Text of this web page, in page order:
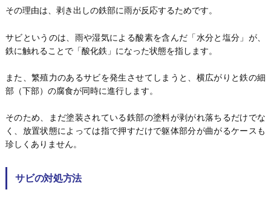
その理由は、剥き出しの鉄部に雨が反応するためです。
サビというのは、雨や湿気による酸素を含んだ「水分と塩分」が、
鉄に触れることで「酸化鉄」になった状態を指します。
また、繁殖力のあるサビを発生させてしまうと、横広がりと鉄の細
部（下部）の腐食が同時に進行します。
そのため、まだ塗装されている鉄部の塗料が剥がれ落ちるだけでな
く、放置状態によっては指で押すだけで躯体部分が曲がるケースも
珍しくありません。
サビの対処方法